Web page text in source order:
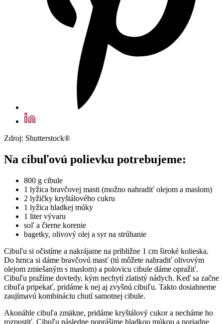
Zdroj: Shutterstock®
Na cibuľovú polievku potrebujeme:
800 g cibule
1 lyžica bravčovej masti (možno nahradiť olejom a maslom)
2 lyžičky kryštálového cukru
1 lyžica hladkej múky
1 liter vývaru
soľ a čierne korenie
bagetky, olivový olej a syr na strúhanie
Cibuľu si očistíme a nakrájame na približne 1 cm široké kolieska.
Do hrnca si dáme bravčovú masť (tú môžete nahradiť olivovým
olejom zmiešaným s maslom) a polovicu cibule dáme opražiť.
Cibuľu pražíme dovtedy, kým nechytí zlatistý nádych. Keď sa začne
cibuľa pripekať, pridáme k nej aj zvyšnú cibuľu. Takto dosiahneme
zaujímavú kombináciu chutí samotnej cibule.
Akonáhle cibuľa zmäkne, pridáme kryštálový cukor a necháme ho
rozpustiť. Cibuľu následne poprášime hladkou múkou a poriadne